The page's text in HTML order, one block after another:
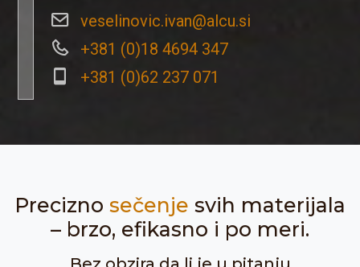
veselinovic.ivan@alcu.si
+381 (0)18 4694 347
+381 (0)62 237 071
Precizno sečenje svih materijala
– brzo, efikasno i po meri.